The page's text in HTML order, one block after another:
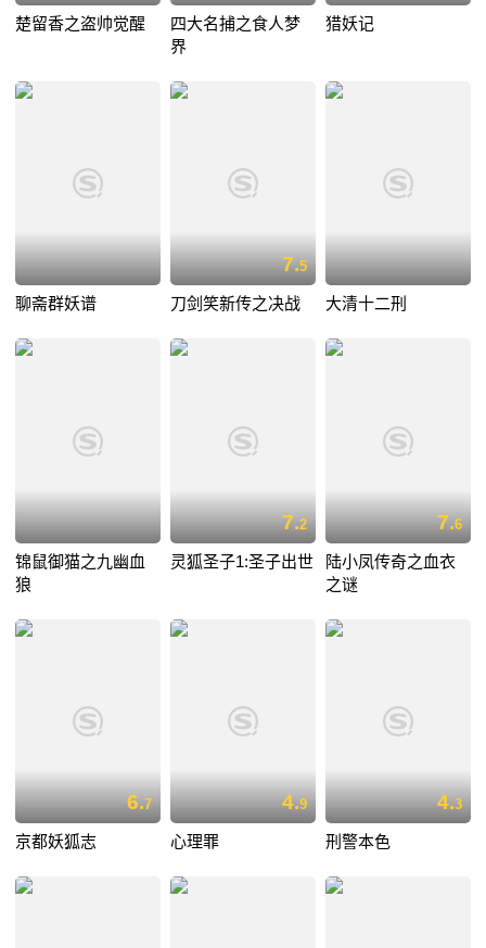
楚留香之盗帅觉醒
四大名捕之食人梦
界
猎妖记
聊斋群妖谱
7.5
刀剑笑新传之决战 大清十二刑
锦鼠御猫之九幽血
狼
7.2
灵狐圣子1:圣子出世
7.6
陆小凤传奇之血衣
之谜
6.7
京都妖狐志
4.9
心理罪
4.3
刑警本色